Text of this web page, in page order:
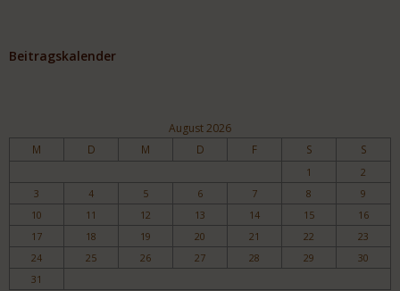
Beitragskalender
August 2026
M D M D F S S
1
2
3
4 5 6 7 8
9
10
11 12 13 14 15
16
17
18 19 20 21 22
23
24
25 26 27 28 29
30
31